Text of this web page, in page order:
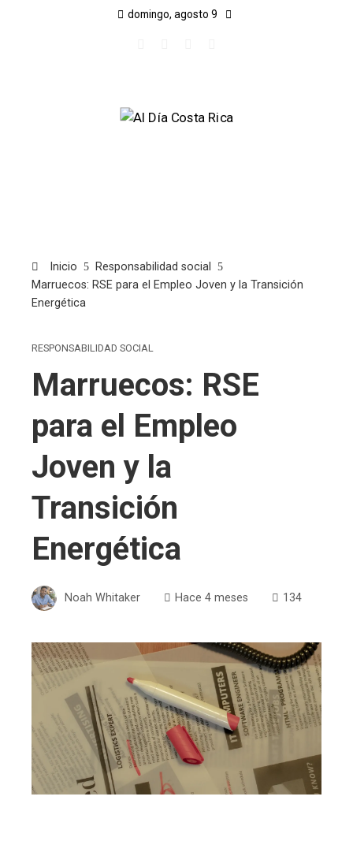
domingo, agosto 9
Inicio
Responsabilidad social
Marruecos: RSE para el Empleo Joven y la Transición
Energética
RESPONSABILIDAD SOCIAL
Marruecos: RSE
para el Empleo
Joven y la
Transición
Energética
Noah Whitaker Hace 4 meses 134